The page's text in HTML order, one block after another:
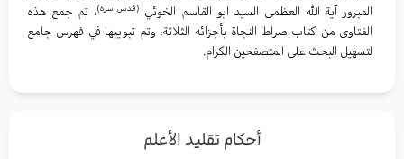
المبرور آية الله العظمى السيد ابو القاسم الخوئي (قدس سره)، تم جمع هذه
الفتاوى من كتاب صراط النجاة بأجزائه الثلاثة، وتم تبويبها في فهرس جامع
لتسهيل البحث على المتصفحين الكرام.
أحكام تقليد الأعلم